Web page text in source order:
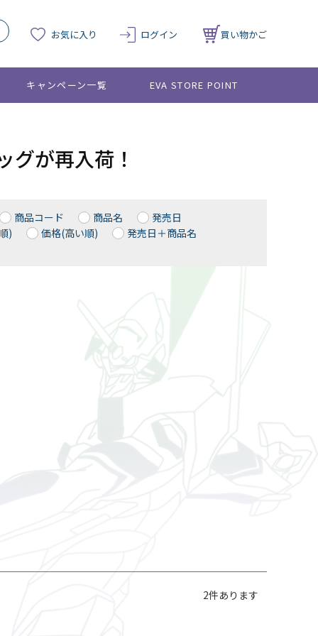
お気に入り ログイン 買い物かご
キャンペーン一覧 EVA STORE POINT
グが再入荷！
商品コード 商品名
発売日
)
価格(高い順) 発売日＋商品名
2件あります